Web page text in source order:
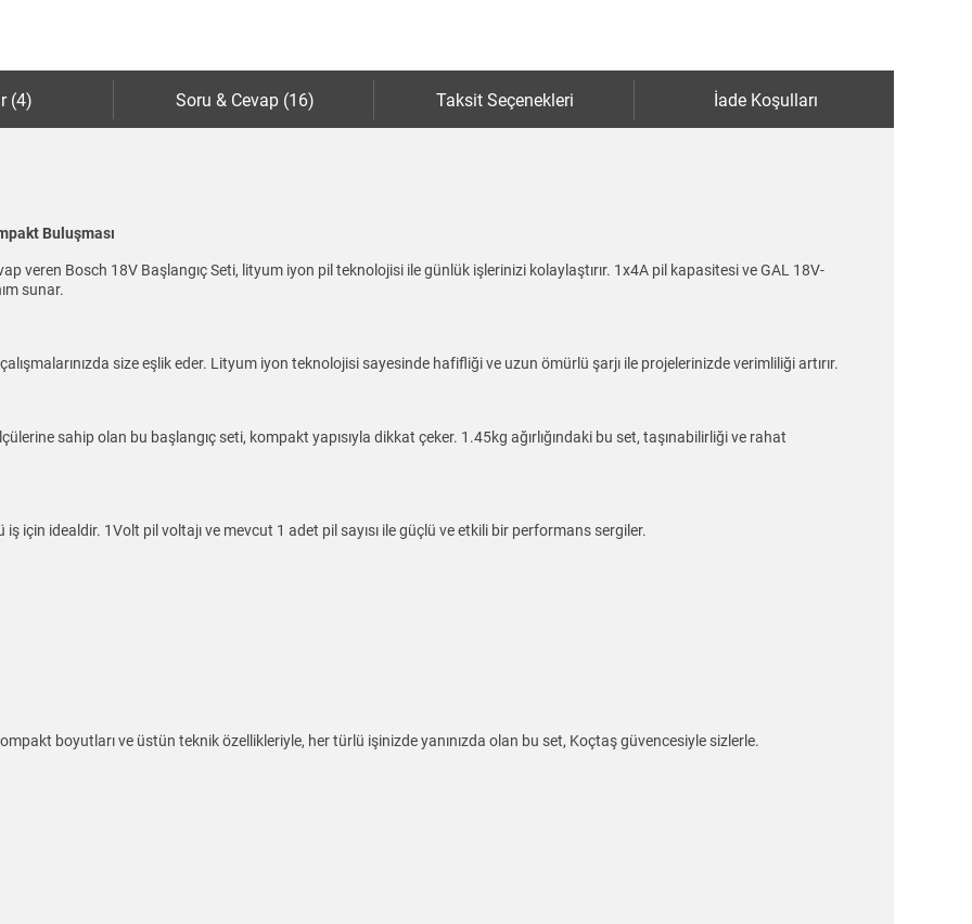
(4) Soru & Cevap (16) Taksit Seçenekleri İade Koşulları
Buluşması
veren Bosch 18V Başlangıç Seti, lityum iyon pil teknolojisi ile günlük işlerinizi kolaylaştırır. 1x4A pil kapasitesi ve GAL 18V-
sunar.
size eşlik eder. Lityum iyon teknolojisi sayesinde hafifliği ve uzun ömürlü şarjı ile projelerinizde verimliliği artırır.
sahip olan bu başlangıç seti, kompakt yapısıyla dikkat çeker. 1.45kg ağırlığındaki bu set, taşınabilirliği ve rahat
için idealdir. 1Volt pil voltajı ve mevcut 1 adet pil sayısı ile güçlü ve etkili bir performans sergiler.
boyutları ve üstün teknik özellikleriyle, her türlü işinizde yanınızda olan bu set, Koçtaş güvencesiyle sizlerle.